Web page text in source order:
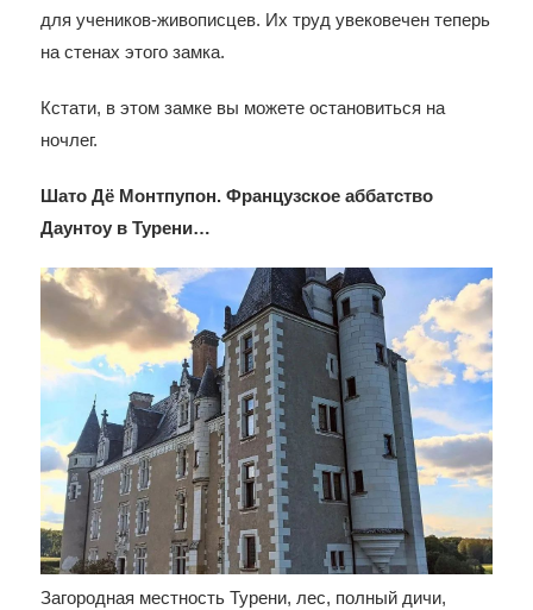
для учеников-живописцев. Их труд увековечен теперь
на стенах этого замка.
Кстати, в этом замке вы можете остановиться на
ночлег.
Шато Дё Монтпупон. Французское аббатство
Даунтоу в Турени…
Загородная местность Турени, лес, полный дичи,